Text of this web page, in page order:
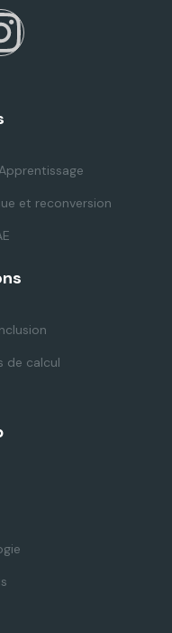
et reconversion
de calcul